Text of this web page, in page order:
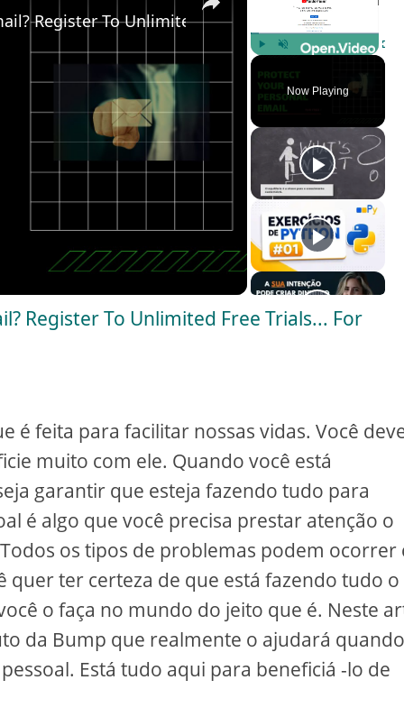
Now Playing
Register To Unlimited Free Trials... For Free!
Register To Unlimited Free Trials... For
é feita para facilitar nossas vidas. Você
muito com ele. Quando você está
garantir que esteja fazendo tudo para
é algo que você precisa prestar atenção o
os tipos de problemas podem ocorrer
quer ter certeza de que está fazendo tudo
o faça no mundo do jeito que é. Neste
da Bump que realmente o ajudará
Está tudo aqui para beneficiá -lo de